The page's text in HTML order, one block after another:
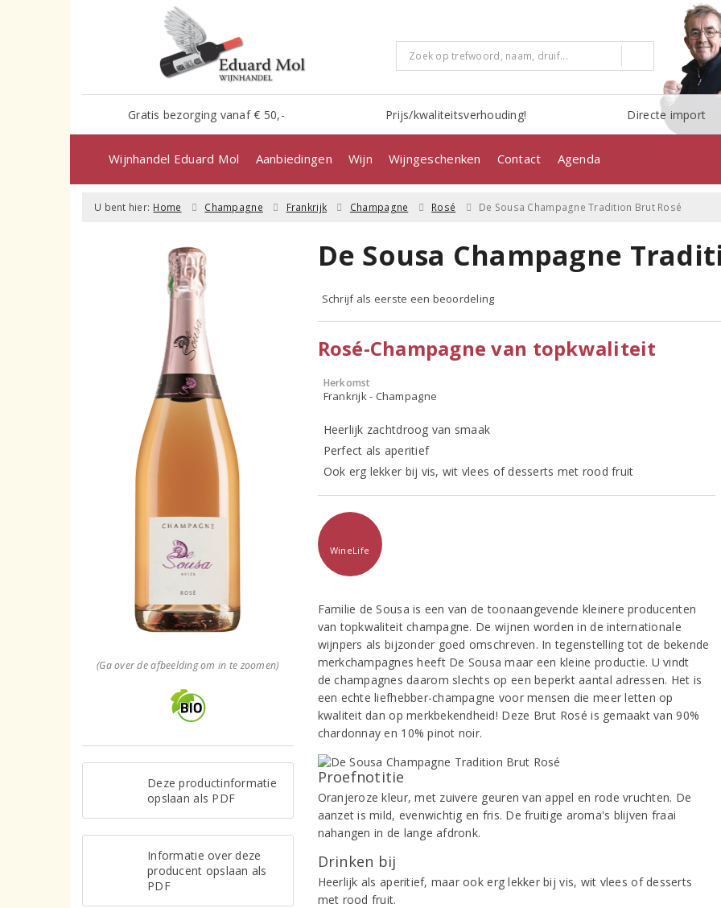
Gratis bezorging vanaf € 50,- Prijs/kwaliteitsverhouding! Directe import
Wijnhandel Eduard Mol Aanbiedingen Wijn Wijngeschenken Contact Agenda
U bent hier: Home Champagne Frankrijk Champagne Rosé De Sousa Champagne Tradition Brut Rosé
(Ga over de afbeelding om in te zoomen)
Deze productinformatie
opslaan als PDF
Informatie over deze
producent opslaan als
PDF
De Sousa Champagne
Schrijf als eerste een beoordeling
Rosé-Champagne van topkwaliteit
Herkomst
Frankrijk - Champagne
Heerlijk zachtdroog van smaak
Perfect als aperitief
Ook erg lekker bij vis, wit vlees of desserts met rood fruit
WineLife
Familie de Sousa is een van de toonaangevende kleinere producenten
van topkwaliteit champagne. De wijnen worden in de internationale
wijnpers als bijzonder goed omschreven. In tegenstelling tot de bekende
merkchampagnes heeft De Sousa maar een kleine productie. U vindt
de champagnes daarom slechts op een beperkt aantal adressen. Het is
een echte liefhebber-champagne voor mensen die meer letten op
kwaliteit dan op merkbekendheid! Deze Brut Rosé is gemaakt van 90%
chardonnay en 10% pinot noir.
Proefnotitie
Oranjeroze kleur, met zuivere geuren van appel en rode vruchten. De
aanzet is mild, evenwichtig en fris. De fruitige aroma's blijven fraai
nahangen in de lange afdronk.
Drinken bij
Heerlijk als aperitief, maar ook erg lekker bij vis, wit vlees of desserts
met rood fruit.